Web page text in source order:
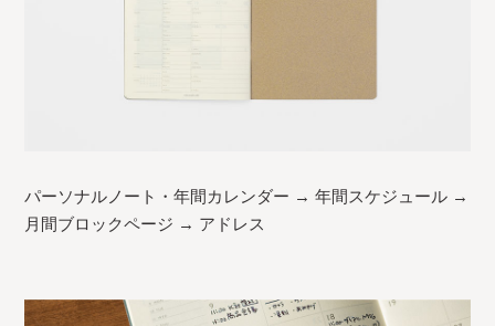
パーソナルノート・年間カレンダー → 年間スケジュール →
月間ブロックページ → アドレス